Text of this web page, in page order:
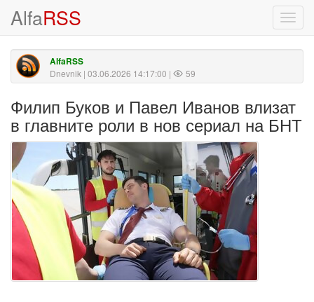
AlfaRSS
AlfaRSS
Dnevnik | 03.06.2026 14:17:00 | 59
Филип Буков и Павел Иванов влизат
в главните роли в нов сериал на БНТ